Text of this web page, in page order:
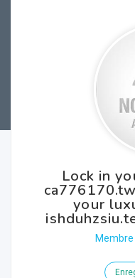
Lock in
your